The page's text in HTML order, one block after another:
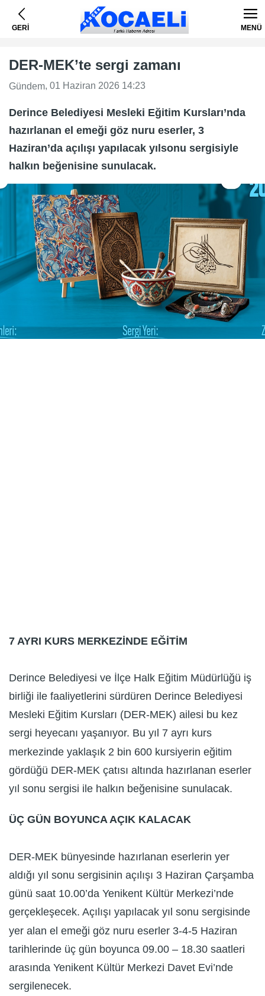
GERİ MENÜ
DER-MEK’te sergi zamanı
Gündem, 01 Haziran 2026 14:23
Derince Belediyesi Mesleki Eğitim Kursları’nda
hazırlanan el emeği göz nuru eserler, 3
Haziran’da açılışı yapılacak yılsonu sergisiyle
halkın beğenisine sunulacak.
7 AYRI KURS MERKEZİNDE EĞİTİM
Derince Belediyesi ve İlçe Halk Eğitim Müdürlüğü iş
birliği ile faaliyetlerini sürdüren Derince Belediyesi
Mesleki Eğitim Kursları (DER-MEK) ailesi bu kez
sergi heyecanı yaşanıyor. Bu yıl 7 ayrı kurs
merkezinde yaklaşık 2 bin 600 kursiyerin eğitim
gördüğü DER-MEK çatısı altında hazırlanan eserler
yıl sonu sergisi ile halkın beğenisine sunulacak.
ÜÇ GÜN BOYUNCA AÇIK KALACAK
DER-MEK bünyesinde hazırlanan eserlerin yer
aldığı yıl sonu sergisinin açılışı 3 Haziran Çarşamba
günü saat 10.00’da Yenikent Kültür Merkezi’nde
gerçekleşecek. Açılışı yapılacak yıl sonu sergisinde
yer alan el emeği göz nuru eserler 3-4-5 Haziran
tarihlerinde üç gün boyunca 09.00 – 18.30 saatleri
arasında Yenikent Kültür Merkezi Davet Evi’nde
sergilenecek.